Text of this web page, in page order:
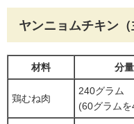
ヤンニョムチキン（
材料 分量
鶏むね肉
240グラム
(60グラム